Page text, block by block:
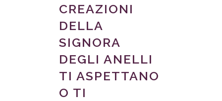
CREAZIONI
DELLA
SIGNORA
DEGLI ANELLI
TI ASPETTANO
O TI